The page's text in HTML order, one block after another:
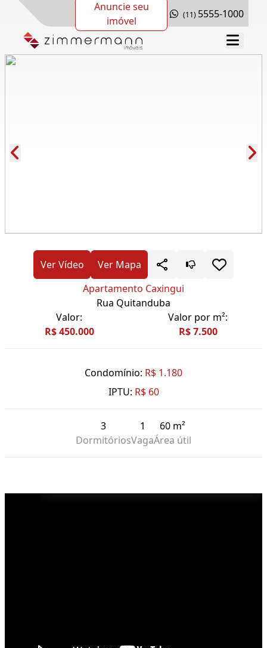
Anuncie seu
imóvel
(11) 5555-1000
Ver Vídeo
Ver Mapa
Apartamento Caxingui
Rua Quitanduba
Valor:
R$ 450.000
Valor por m²:
R$ 7.500
Condomínio: R$ 1.180
IPTU: R$ 60
3
Dormitórios
1
Vaga
60 m²
Área útil